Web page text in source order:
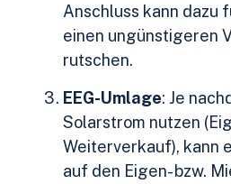
Anschluss kann dazu
einen ungünstigeren
rutschen.
EEG-Umlage: Je
Solarstrom nutzen
Weiterverkauf), kann
auf den Eigen- bzw.